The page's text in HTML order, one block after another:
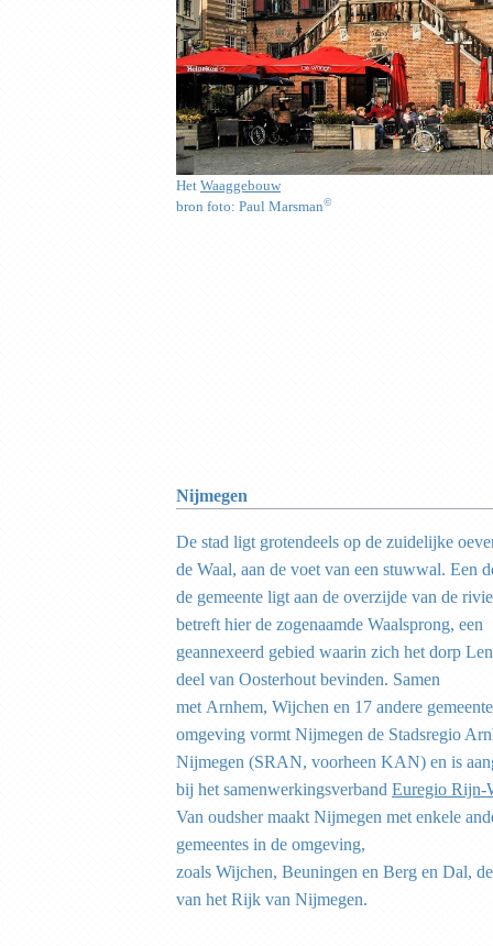
Het Waaggebouw
bron foto: Paul Marsman©
Nijmegen
De stad ligt grotendeels op de zuidelijke
de Waal, aan de voet van een stuwwal. Een
de gemeente ligt aan de overzijde van de
betreft hier de zogenaamde Waalsprong, een
geannexeerd gebied waarin zich het dorp
deel van Oosterhout bevinden. Samen
met Arnhem, Wijchen en 17 andere
omgeving vormt Nijmegen de Stadsregio
Nijmegen (SRAN, voorheen KAN) en is
bij het samenwerkingsverband Euregio Rijn-
Van oudsher maakt Nijmegen met enkele
gemeentes in de omgeving,
zoals Wijchen, Beuningen en Berg en Dal,
van het Rijk van Nijmegen.